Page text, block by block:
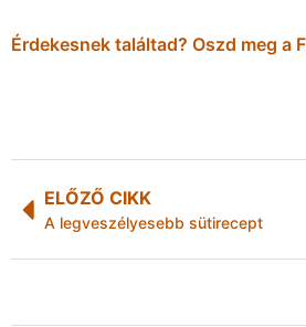
Érdekesnek találtad? Oszd meg a
ELŐZŐ CIKK
A legveszélyesebb sütirecept